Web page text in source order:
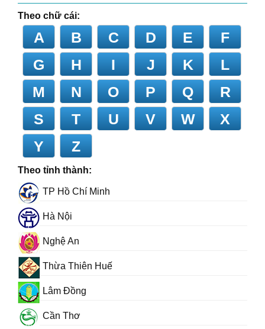
Theo chữ cái:
A B C D E
F
G
H I J K
L
M
N O P Q
R
S
T U V W
X
Y
Z
Theo tỉnh thành:
TP Hồ Chí Minh
Hà Nội
Nghệ An
Thừa Thiên Huế
Lâm Đồng
Cần Thơ